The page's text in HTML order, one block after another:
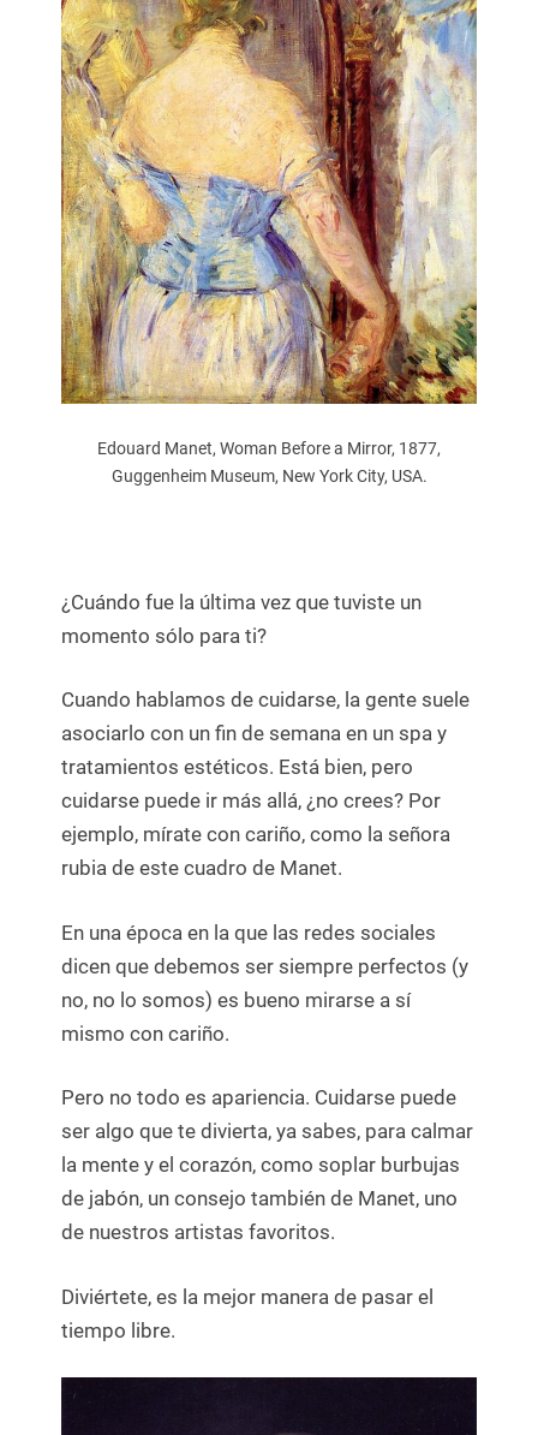
Edouard Manet, Woman Before a Mirror, 1877,
Guggenheim Museum, New York City, USA.
¿Cuándo fue la última vez que tuviste un
momento sólo para ti?
Cuando hablamos de cuidarse, la gente suele
asociarlo con un fin de semana en un spa y
tratamientos estéticos. Está bien, pero
cuidarse puede ir más allá, ¿no crees? Por
ejemplo, mírate con cariño, como la señora
rubia de este cuadro de Manet.
En una época en la que las redes sociales
dicen que debemos ser siempre perfectos (y
no, no lo somos) es bueno mirarse a sí
mismo con cariño.
Pero no todo es apariencia. Cuidarse puede
ser algo que te divierta, ya sabes, para calmar
la mente y el corazón, como soplar burbujas
de jabón, un consejo también de Manet, uno
de nuestros artistas favoritos.
Diviértete, es la mejor manera de pasar el
tiempo libre.